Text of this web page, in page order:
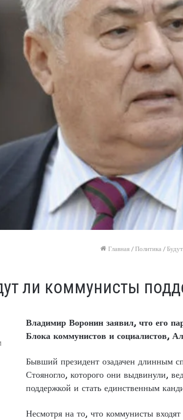
Главная/Политика/
ли коммунисты
Владимир Воронин заявил, что его
Блока коммунистов и социалистов,
Бывший президент озадачен длинным
Стояногло, которого они выдвинули,
поддержкой и стать единственным
Несмотря на то, что коммунисты